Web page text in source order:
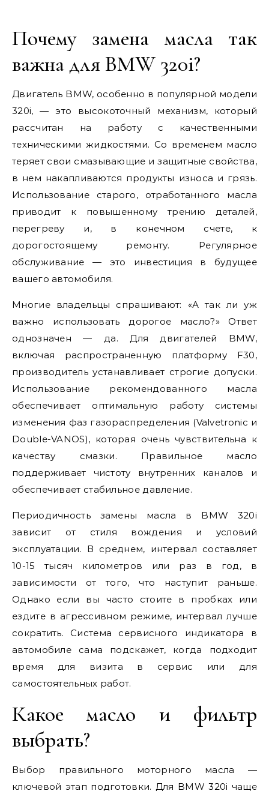
Почему замена масла так
важна для BMW 320i?
Двигатель BMW, особенно в популярной модели
320i, — это высокоточный механизм, который
рассчитан на работу с качественными
техническими жидкостями. Со временем масло
теряет свои смазывающие и защитные свойства,
в нем накапливаются продукты износа и грязь.
Использование старого, отработанного масла
приводит к повышенному трению деталей,
перегреву и, в конечном счете, к
дорогостоящему ремонту. Регулярное
обслуживание — это инвестиция в будущее
вашего автомобиля.
Многие владельцы спрашивают: «А так ли уж
важно использовать дорогое масло?» Ответ
однозначен — да. Для двигателей BMW,
включая распространенную платформу F30,
производитель устанавливает строгие допуски.
Использование рекомендованного масла
обеспечивает оптимальную работу системы
изменения фаз газораспределения (Valvetronic и
Double-VANOS), которая очень чувствительна к
качеству смазки. Правильное масло
поддерживает чистоту внутренних каналов и
обеспечивает стабильное давление.
Периодичность замены масла в BMW 320i
зависит от стиля вождения и условий
эксплуатации. В среднем, интервал составляет
10-15 тысяч километров или раз в год, в
зависимости от того, что наступит раньше.
Однако если вы часто стоите в пробках или
ездите в агрессивном режиме, интервал лучше
сократить. Система сервисного индикатора в
автомобиле сама подскажет, когда подходит
время для визита в сервис или для
самостоятельных работ.
Какое масло и фильтр
выбрать?
Выбор правильного моторного масла —
ключевой этап подготовки. Для BMW 320i чаще